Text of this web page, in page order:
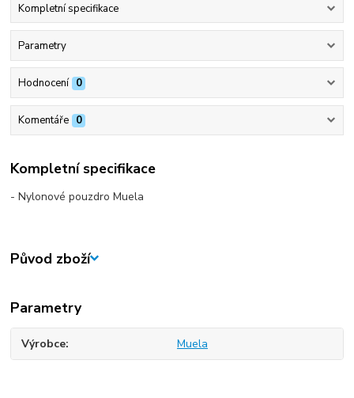
Kompletní specifikace
Parametry
Hodnocení 0
Komentáře 0
Kompletní specifikace
- Nylonové pouzdro Muela
Původ zboží
Parametry
Výrobce Muela